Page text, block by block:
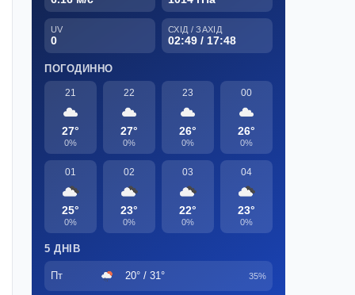
UV
0
СХІД / ЗАХІД
02:49 / 17:48
ПОГОДИННО
21
27°
0%
22
27°
0%
23
26°
0%
00
26°
0%
01
25°
0%
02
23°
0%
03
22°
0%
04
23°
0%
5 ДНІВ
Пт 20° / 31° 35%